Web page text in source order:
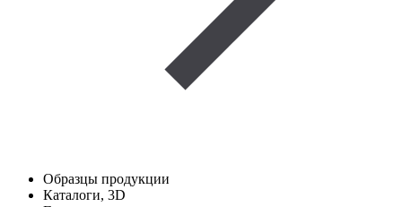
Образцы продукции
Каталоги, 3D